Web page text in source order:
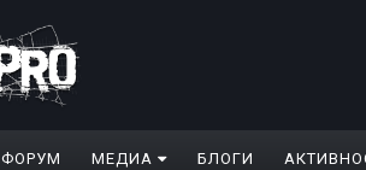
ФОРУМ МЕДИА БЛОГИ